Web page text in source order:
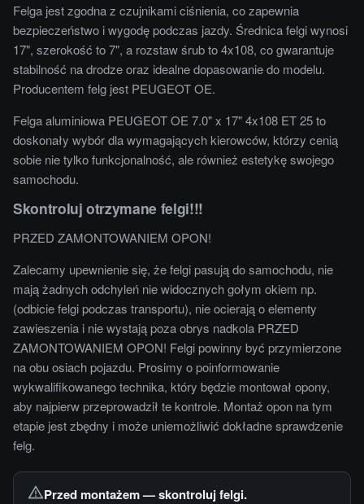
Felga jest zgodna z czujnikami ciśnienia, co zapewnia
bezpieczeństwo i wygodę podczas jazdy. Średnica felgi wynosi
17", szerokość to 7", a rozstaw śrub to 4x108, co gwarantuje
stabilność na drodze oraz idealne dopasowanie do modelu.
Producentem felg jest PEUGEOT OE.
Felga aluminiowa PEUGEOT OE 7.0" x 17" 4x108 ET 25 to
doskonały wybór dla wymagających kierowców, którzy cenią
sobie nie tylko funkcjonalność, ale również estetykę swojego
samochodu.
Skontroluj otrzymane felgi!!!
PRZED ZAMONTOWANIEM OPON!
Zalecamy upewnienie się, że felgi pasują do samochodu, nie
mają żadnych odchyleń nie widocznych gołym okiem np.
(odbicie felgi podczas transportu), nie ocierają o elementy
zawieszenia i nie wystają poza obrys nadkola PRZED
ZAMONTOWANIEM OPON! Felgi powinny być przymierzone
na obu osiach pojazdu. Prosimy o poinformowanie
wykwalifikowanego technika, który będzie montował opony,
aby najpierw przeprowadził te kontrole. Montaż opon na tym
etapie jest zbędny i może uniemożliwić dokładne sprawdzenie
felg.
Przed montażem — skontroluj felgi.